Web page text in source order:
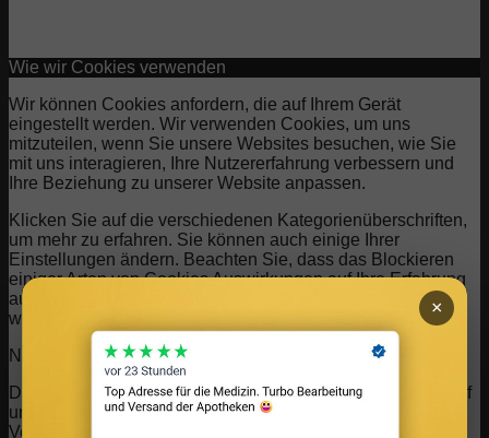
Wie wir Cookies verwenden
Wir können Cookies anfordern, die auf Ihrem Gerät
eingestellt werden. Wir verwenden Cookies, um uns
mitzuteilen, wenn Sie unsere Websites besuchen, wie Sie
mit uns interagieren, Ihre Nutzererfahrung verbessern und
Ihre Beziehung zu unserer Website anpassen.
Klicken Sie auf die verschiedenen Kategorienüberschriften,
um mehr zu erfahren. Sie können auch einige Ihrer
Einstellungen ändern. Beachten Sie, dass das Blockieren
einiger Arten von Cookies Auswirkungen auf Ihre Erfahrung
auf unseren Websites und auf die Dienste haben kann, die
wir anbieten können.
Notwendige Website Cookies
Diese Cookies sind unbedingt erforderlich, um Ihnen die auf
unserer Webseite verfügbaren Dienste und Funktionen zur
Verfügung zu stellen.
×